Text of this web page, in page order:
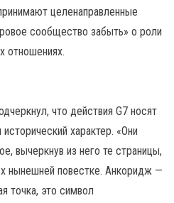
целенаправленные
сообщество забыть» о роли
отношениях.
что действия G7 носят
характер. «Они
вычеркнув из него те страницы,
нынешней повестке. Анкоридж —
точка, это символ